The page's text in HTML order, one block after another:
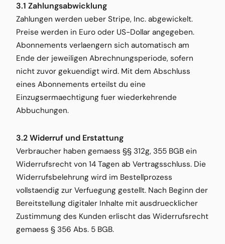
3.1 Zahlungsabwicklung
Zahlungen werden ueber Stripe, Inc. abgewickelt.
Preise werden in Euro oder US-Dollar angegeben.
Abonnements verlaengern sich automatisch am
Ende der jeweiligen Abrechnungsperiode, sofern
nicht zuvor gekuendigt wird. Mit dem Abschluss
eines Abonnements erteilst du eine
Einzugsermaechtigung fuer wiederkehrende
Abbuchungen.
3.2 Widerruf und Erstattung
Verbraucher haben gemaess §§ 312g, 355 BGB ein
Widerrufsrecht von 14 Tagen ab Vertragsschluss. Die
Widerrufsbelehrung wird im Bestellprozess
vollstaendig zur Verfuegung gestellt. Nach Beginn der
Bereitstellung digitaler Inhalte mit ausdruecklicher
Zustimmung des Kunden erlischt das Widerrufsrecht
gemaess § 356 Abs. 5 BGB.